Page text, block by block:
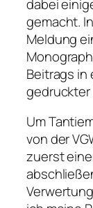
dabei
gemacht.
Meldung
Beitrags in
gedruckter
Um
von der
zuerst